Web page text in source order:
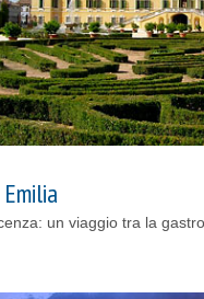
un viaggio tra la